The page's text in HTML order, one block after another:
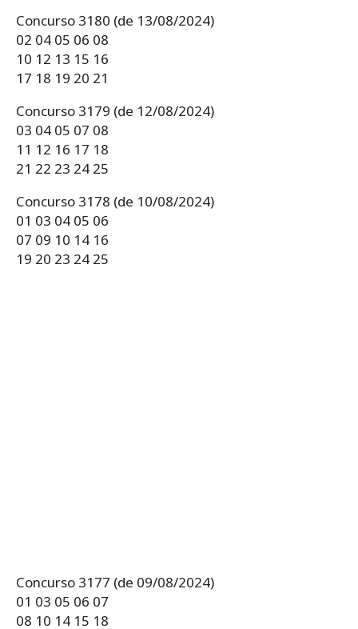
Concurso 3180 (de 13/08/2024)
02 04 05 06 08
10 12 13 15 16
17 18 19 20 21
Concurso 3179 (de 12/08/2024)
03 04 05 07 08
11 12 16 17 18
21 22 23 24 25
Concurso 3178 (de 10/08/2024)
01 03 04 05 06
07 09 10 14 16
19 20 23 24 25
Concurso 3177 (de 09/08/2024)
01 03 05 06 07
08 10 14 15 18